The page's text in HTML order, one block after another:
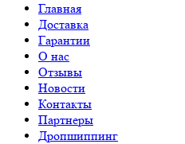
Главная
Доставка
Гарантии
О нас
Отзывы
Новости
Контакты
Партнеры
Дропшиппинг